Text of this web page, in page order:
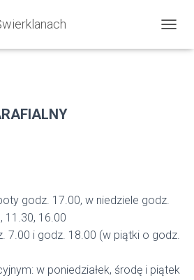
R
A
J
godz. 17.00, w niedziele godz.
11.30, 16.00
7.00 i godz. 18.00 (w piątki o godz.
w poniedziałek, środę i piątek